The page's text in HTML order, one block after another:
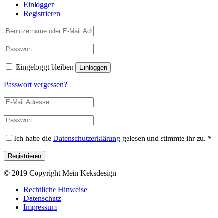
Einloggen
Registrieren
Eingeloggt bleiben
Passwort vergessen?
Ich habe die Datenschutzerklärung gelesen und stimmte ihr zu. *
© 2019 Copyright Mein Keksdesign
Rechtliche Hinweise
Datenschutz
Impressum